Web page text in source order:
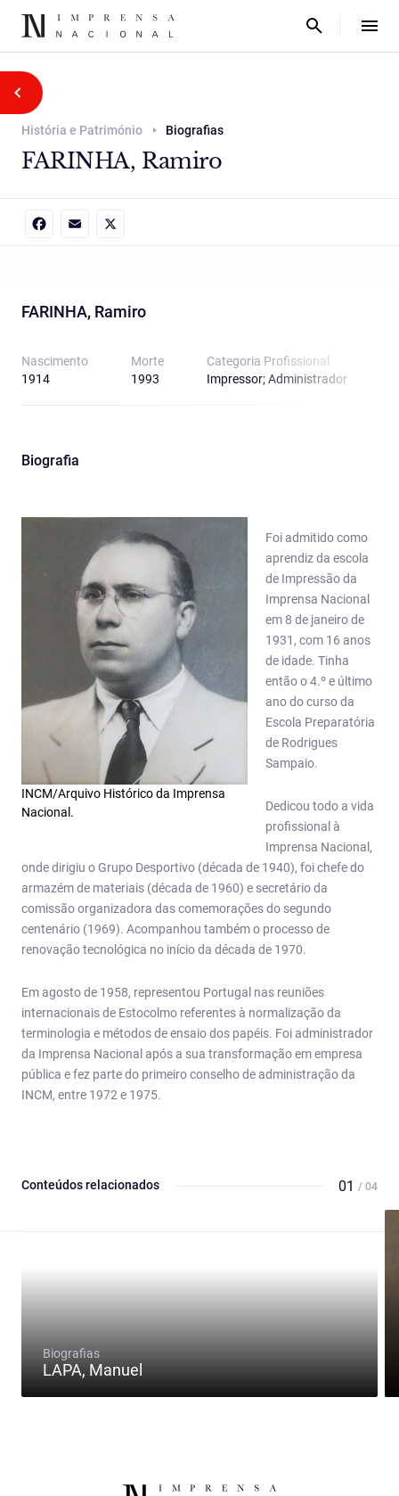
História e Património Biografias
FARINHA, Ramiro
FARINHA, Ramiro
Nascimento
1914
Morte
1993
Categoria Proﬁssional
Impressor; Administrador
Biografia
INCM/Arquivo Histórico da Imprensa
Nacional.
Foi admitido como
aprendiz da escola
de Impressão da
Imprensa Nacional
em 8 de janeiro de
1931, com 16 anos
de idade. Tinha
então o 4.º e último
ano do curso da
Escola Preparatória
de Rodrigues
Sampaio.
Dedicou todo a vida
profissional à
Imprensa Nacional,
onde dirigiu o Grupo Desportivo (década de 1940), foi chefe do
armazém de materiais (década de 1960) e secretário da
comissão organizadora das comemorações do segundo
centenário (1969). Acompanhou também o processo de
renovação tecnológica no início da década de 1970.
Em agosto de 1958, representou Portugal nas reuniões
internacionais de Estocolmo referentes à normalização da
terminologia e métodos de ensaio dos papéis. Foi administrador
da Imprensa Nacional após a sua transformação em empresa
pública e fez parte do primeiro conselho de administração da
INCM, entre 1972 e 1975.
Conteúdos relacionados 01 / 04
Biografias
LAPA, Manuel